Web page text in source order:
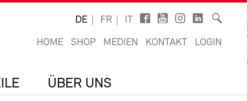
DE FR IT
HOME SHOP MEDIEN KONTAKT LOGIN
ÜBER UNS